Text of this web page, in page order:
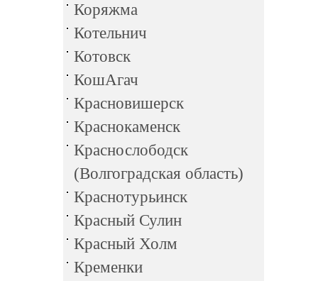
Коряжма
Котельнич
Котовск
КошАгач
Красновишерск
Краснокаменск
Краснослободск
(Волгоградская область)
Краснотурьинск
Красный Сулин
Красный Холм
Кременки